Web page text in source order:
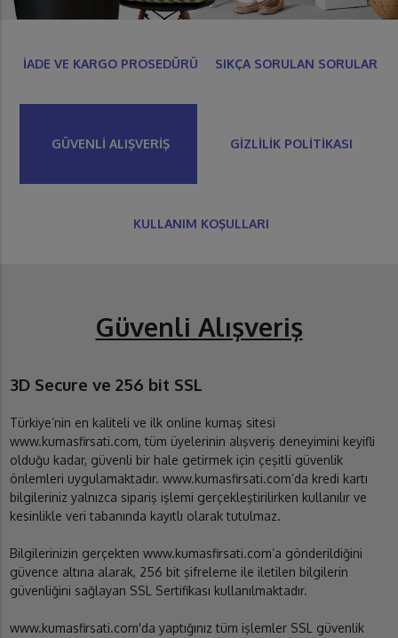
İADE VE KARGO PROSEDÜRÜ SIKÇA SORULAN SORULAR
GÜVENLİ ALIŞVERİŞ GİZLİLİK POLİTİKASI
KULLANIM KOŞULLARI
Güvenli Alışveriş
3D Secure ve 256 bit SSL
Türkiye’nin en kaliteli ve ilk online kumaş sitesi
www.kumasfirsati.com, tüm üyelerinin alışveriş deneyimini keyifli
olduğu kadar, güvenli bir hale getirmek için çeşitli güvenlik
önlemleri uygulamaktadır. www.kumasfirsati.com’da kredi kartı
bilgileriniz yalnızca sipariş işlemi gerçekleştirilirken kullanılır ve
kesinlikle veri tabanında kayıtlı olarak tutulmaz.
Bilgilerinizin gerçekten www.kumasfirsati.com’a gönderildiğini
güvence altına alarak, 256 bit şifreleme ile iletilen bilgilerin
güvenliğini sağlayan SSL Sertifikası kullanılmaktadır.
www.kumasfirsati.com'da yaptığınız tüm işlemler SSL güvenlik